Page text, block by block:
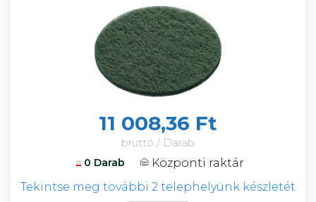
11 008,36 Ft
bruttó / Darab
0 Darab
Központi raktár
Tekintse meg további 2 telephelyünk készletét